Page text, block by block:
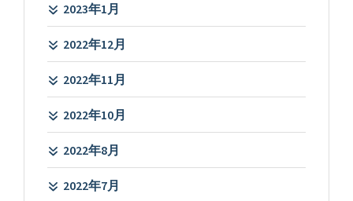
2023年1月
2022年12月
2022年11月
2022年10月
2022年8月
2022年7月